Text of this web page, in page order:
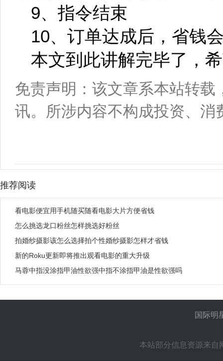
9、指令结束
10、订单达成后，省钱
本文到此讲解完毕了，
免责声明：该文章系本站转
讯。所涉内容不构成投资、消
推荐阅读
看电影便宜用手机随买随看电影大片方便省钱
怎么挑选龙口粉丝怎样挑选好粉丝
拍婚纱摄影该怎么选择拍个性婚纱摄影怎样才省钱
新的Roku更新即将推出观看电影的重大升级
马蓉中指没涂指甲油性欲强中指不涂指甲油是性欲强吗
国际明
本站部分信息资源来自